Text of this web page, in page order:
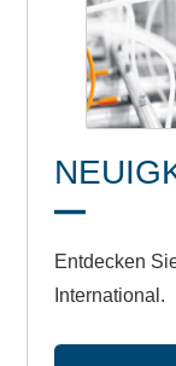
Entdecken
International.